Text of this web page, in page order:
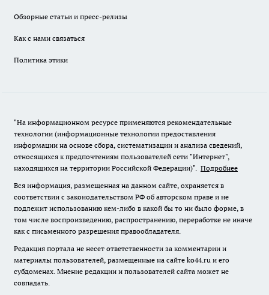
Обзорные статьи и пресс-релизы
Как с нами связаться
Политика этики
"На информационном ресурсе применяются рекомендательные
технологии (информационные технологии предоставления
информации на основе сбора, систематизации и анализа сведений,
относящихся к предпочтениям пользователей сети "Интернет",
находящихся на территории Российской Федерации)". Подробнее
Вся информация, размещенная на данном сайте, охраняется в
соответствии с законодательством РФ об авторском праве и не
подлежит использованию кем-либо в какой бы то ни было форме, в
том числе воспроизведению, распространению, переработке не иначе
как с письменного разрешения правообладателя.
Редакция портала не несет ответственности за комментарии и
материалы пользователей, размещенные на сайте ko44.ru и его
субдоменах. Мнение редакции и пользователей сайта может не
совпадать.